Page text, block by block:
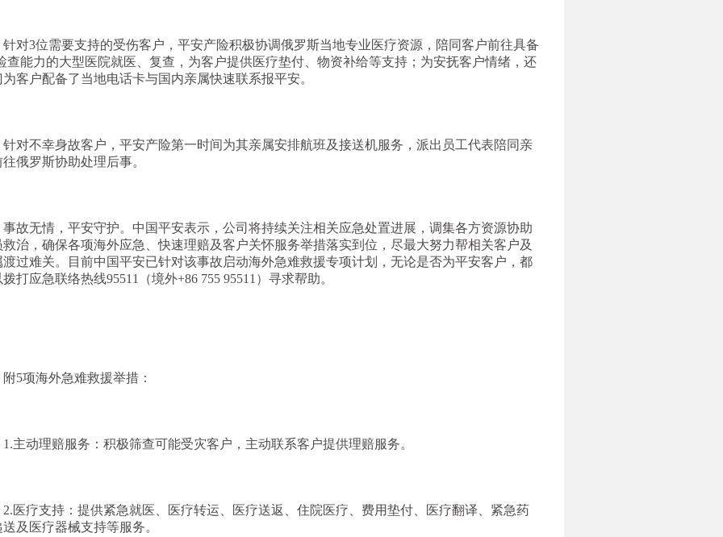
针对3位需要支持的受伤客户，平安产险积极协调俄罗斯当地专业医疗资源，陪同客户前往具备
查能力的大型医院就医、复查，为客户提供医疗垫付、物资补给等支持；为安抚客户情绪，还
为客户配备了当地电话卡与国内亲属快速联系报平安。
针对不幸身故客户，平安产险第一时间为其亲属安排航班及接送机服务，派出员工代表陪同亲
俄罗斯协助处理后事。
事故无情，平安守护。中国平安表示，公司将持续关注相关应急处置进展，调集各方资源协助
救治，确保各项海外应急、快速理赔及客户关怀服务举措落实到位，尽最大努力帮相关客户及
渡过难关。目前中国平安已针对该事故启动海外急难救援专项计划，无论是否为平安客户，都
拨打应急联络热线95511（境外+86 755 95511）寻求帮助。
附5项海外急难救援举措：
1.主动理赔服务：积极筛查可能受灾客户，主动联系客户提供理赔服务。
2.医疗支持：提供紧急就医、医疗转运、医疗送返、住院医疗、费用垫付、医疗翻译、紧急药
及医疗器械支持等服务。